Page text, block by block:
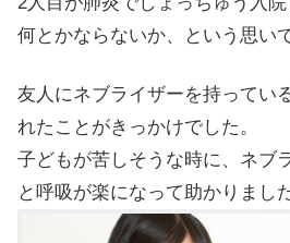
何とかならないか、という思い
友人にネブライザーを持ってい
れたことがきっかけでした。
子どもが苦しそうな時に、ネブ
と呼吸が楽になって助かりました